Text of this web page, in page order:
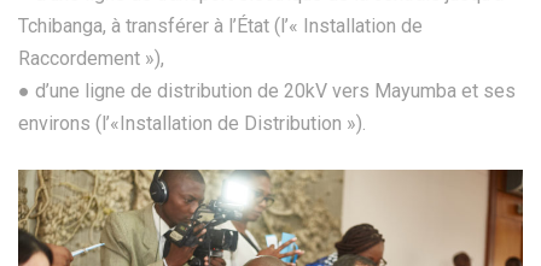
Tchibanga, à transférer à l’État (l’« Installation de
Raccordement »),
● d’une ligne de distribution de 20kV vers Mayumba et ses
environs (l’«Installation de Distribution »).